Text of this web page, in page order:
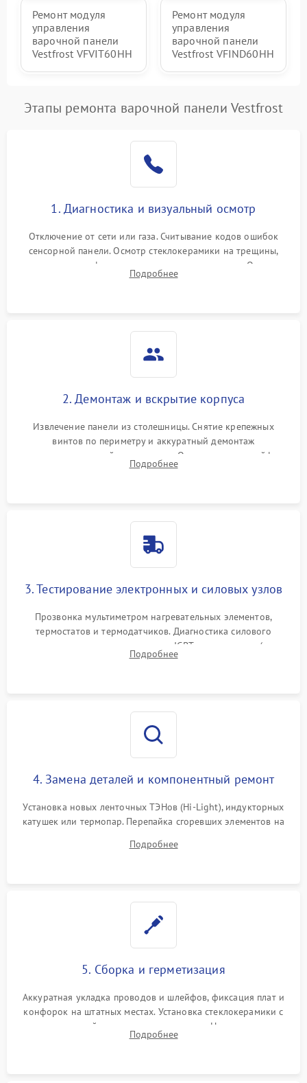
Ремонт модуля
управления
варочной панели
Vestfrost VFVIT60HH
Ремонт модуля
управления
варочной панели
Vestfrost VFIND60HH
Этапы ремонта варочной панели Vestfrost
1. Диагностика и визуальный осмотр
Отключение от сети или газа. Считывание кодов ошибок
сенсорной панели. Осмотр стеклокерамики на трещины,
проверка конфорок на равномерность нагрева. Опрос
клиента о симптомах (не включается, не видит посуду,
Подробнее
2. Демонтаж и вскрытие корпуса
Извлечение панели из столешницы. Снятие крепежных
винтов по периметру и аккуратный демонтаж
стеклокерамической поверхности. Отсоединение шлейфов
сенсорного блока для доступа к силовым платам, катушкам
Подробнее
3. Тестирование электронных и силовых узлов
Прозвонка мультиметром нагревательных элементов,
термостатов и термодатчиков. Диагностика силового
модуля, реле, диодных мостов и IGBT-транзисторов (для
индукции). Проверка кранов и газ-контроля (для газовых
Подробнее
4. Замена деталей и компонентный ремонт
Установка новых ленточных ТЭНов (Hi-Light), индукторных
катушек или термопар. Перепайка сгоревших элементов на
дорожек. Очистка контактов и замена поврежденной
Подробнее
5. Сборка и герметизация
Аккуратная укладка проводов и шлейфов, фиксация плат и
конфорок на штатных местах. Установка стеклокерамики с
проверкой равномерности зазоров. Нанесение
термостойкого герметика или укладка уплотнительной
Подробнее